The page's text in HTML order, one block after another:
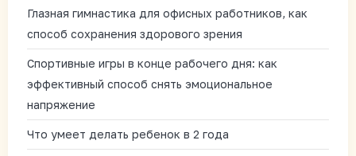
Глазная гимнастика для офисных работников, как
способ сохранения здорового зрения
Спортивные игры в конце рабочего дня: как
эффективный способ снять эмоциональное
напряжение
Что умеет делать ребенок в 2 года